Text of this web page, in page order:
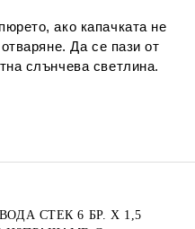
ако капачката не
Да се пази от
слънчева светлина.
СТЕК 6 БР. Х 1,5